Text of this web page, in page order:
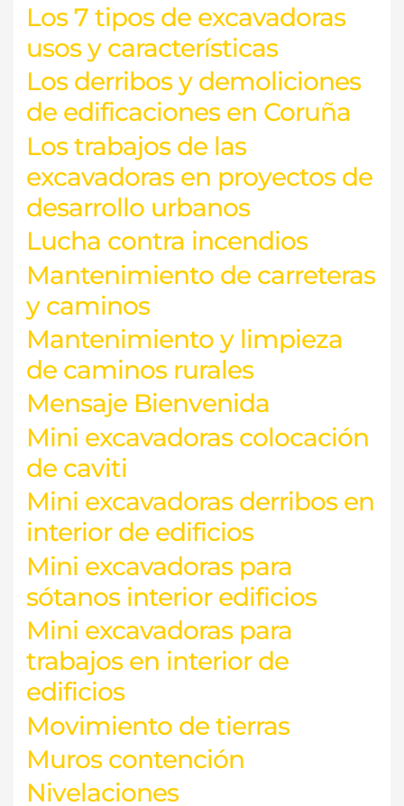
Los 7 tipos de excavadoras
usos y características
Los derribos y demoliciones
de edificaciones en Coruña
Los trabajos de las
excavadoras en proyectos de
desarrollo urbanos
Lucha contra incendios
Mantenimiento de carreteras
y caminos
Mantenimiento y limpieza
de caminos rurales
Mensaje Bienvenida
Mini excavadoras colocación
de caviti
Mini excavadoras derribos en
interior de edificios
Mini excavadoras para
sótanos interior edificios
Mini excavadoras para
trabajos en interior de
edificios
Movimiento de tierras
Muros contención
Nivelaciones